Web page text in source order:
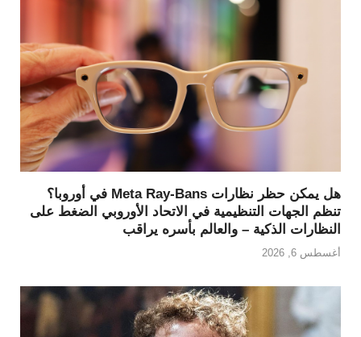
هل يمكن حظر نظارات Meta Ray-Bans في أوروبا؟
تنظم الجهات التنظيمية في الاتحاد الأوروبي الضغط على
النظارات الذكية – والعالم بأسره يراقب
أغسطس 6, 2026